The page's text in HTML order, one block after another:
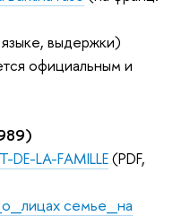
выдержки)
официальным и
DE-LA-FAMILLE(PDF,
семье_на